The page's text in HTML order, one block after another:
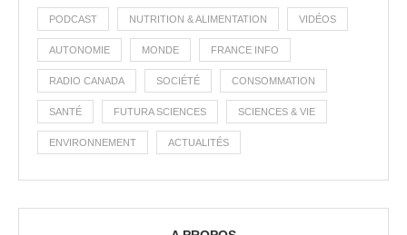
PODCAST NUTRITION & ALIMENTATION VIDÉOS
AUTONOMIE MONDE FRANCE INFO
RADIO CANADA SOCIÉTÉ CONSOMMATION
SANTÉ FUTURA SCIENCES SCIENCES & VIE
ENVIRONNEMENT ACTUALITÉS